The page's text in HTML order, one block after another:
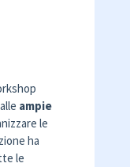
ampie
le
ha
le